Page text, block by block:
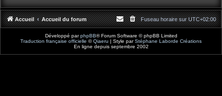
Accueil Accueil du forum Fuseau horaire surUTC+02:00
Développé parphpBB® Forum Software © phpBB Limited
Traduction française officielle ©Qiaeru | Style parStéphane Laborde Créations
En ligne depuis septembre 2002